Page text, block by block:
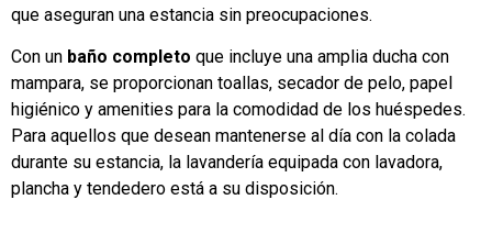
que aseguran una estancia sin preocupaciones.
Con un baño completo que incluye una amplia ducha con
mampara, se proporcionan toallas, secador de pelo, papel
higiénico y amenities para la comodidad de los huéspedes.
Para aquellos que desean mantenerse al día con la colada
durante su estancia, la lavandería equipada con lavadora,
plancha y tendedero está a su disposición.